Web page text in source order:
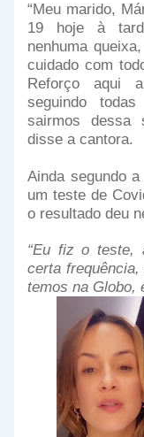
“Meu marido,
19 hoje à
nenhuma
cuidado com
Reforço aqui
seguindo
sairmos dessa
disse a cantora.
Ainda segundo
um teste de
o resultado deu
“Eu fiz o teste,
certa
temos na Globo,